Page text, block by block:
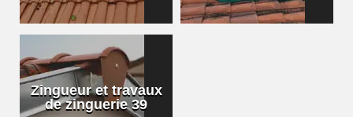
Zingueur et travaux
de zinguerie 39